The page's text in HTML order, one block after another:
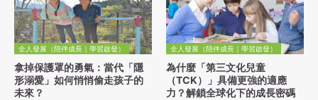
全人發展（陪伴成長｜學習啟發）
拿掉保護罩的勇氣：當代「隱
形溺愛」如何悄悄偷走孩子的
未來？
全人發展（陪伴成長｜學習啟發）
為什麼「第三文化兒童
（TCK）」具備更強的適應
力？解鎖全球化下的成長密碼